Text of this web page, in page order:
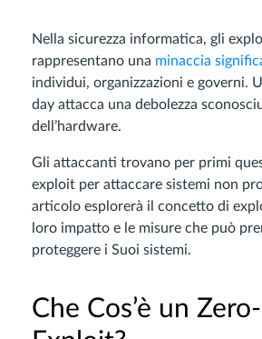
Nella sicurezza informatica, gli
rappresentano una minaccia
individui, organizzazioni e governi.
day attacca una debolezza
dell’hardware.
Gli attaccanti trovano per primi
exploit per attaccare sistemi non
articolo esplorerà il concetto di
loro impatto e le misure che può
proteggere i Suoi sistemi.
Che Cos’è un